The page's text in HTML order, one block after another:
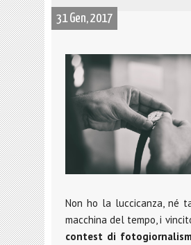
31 Gen, 2017
Non ho la luccicanza, né
macchina del tempo, i
contest di